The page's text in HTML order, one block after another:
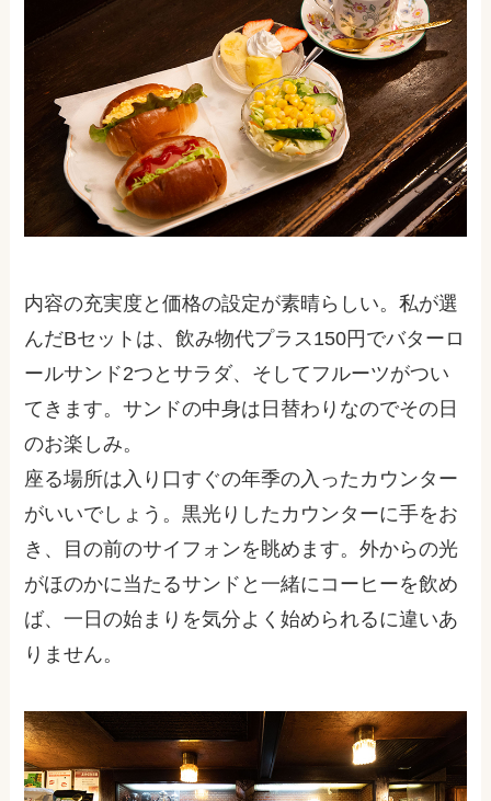
内容の充実度と価格の設定が素晴らしい。私が選
んだBセットは、飲み物代プラス150円でバターロ
ールサンド2つとサラダ、そしてフルーツがつい
てきます。サンドの中身は日替わりなのでその日
のお楽しみ。
座る場所は入り口すぐの年季の入ったカウンター
がいいでしょう。黒光りしたカウンターに手をお
き、目の前のサイフォンを眺めます。外からの光
がほのかに当たるサンドと一緒にコーヒーを飲め
ば、一日の始まりを気分よく始められるに違いあ
りません。